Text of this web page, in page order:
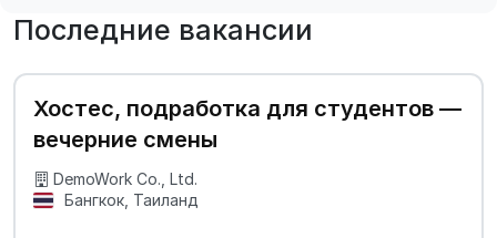
Последние вакансии
Хостес, подработка для студентов —
вечерние смены
DemoWork Co., Ltd.
Бангкок, Таиланд